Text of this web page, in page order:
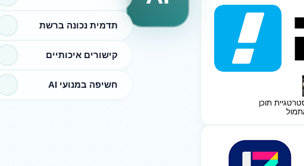
תדמית נכונה ברשת
קישורים איכותיים
חשיפה במנועי AI
תוכן